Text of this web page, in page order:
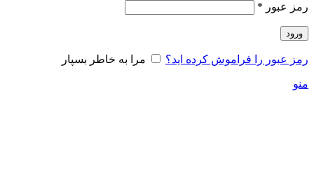
رمز عبور *
ورود
رمز عبور را فراموش کرده اید؟ مرا به خاطر بسپار
منو